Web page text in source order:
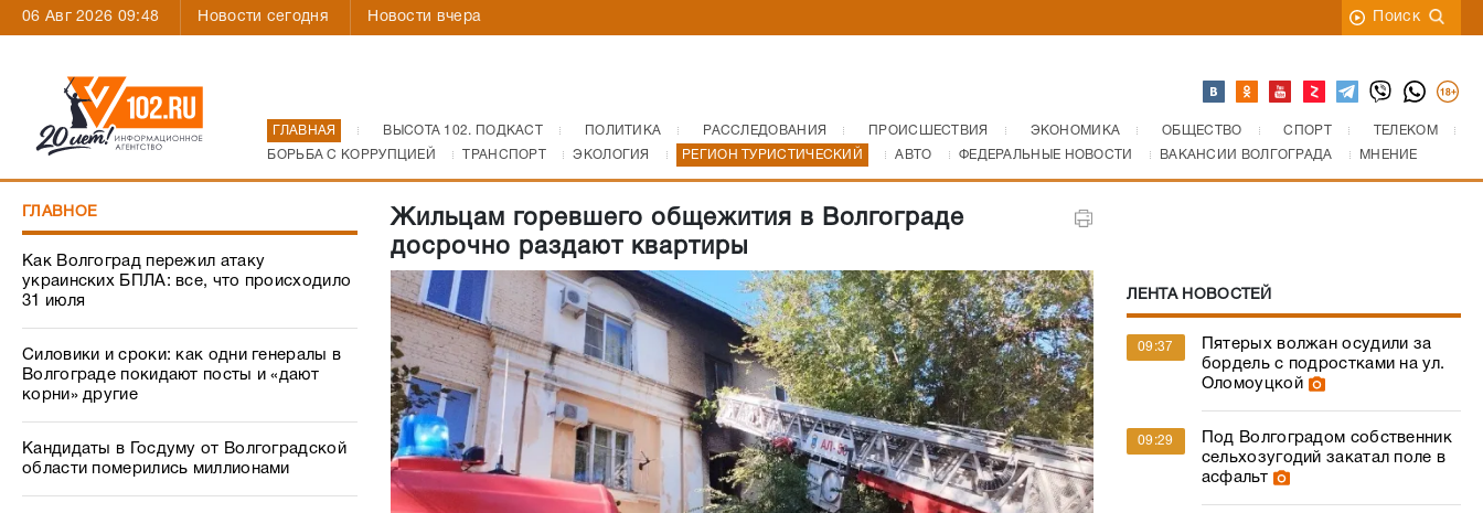
06 Авг 2026 09:48 Новости сегодня Новости вчера Поиск
ГЛАВНАЯ ВЫСОТА 102. ПОДКАСТ ПОЛИТИКА РАССЛЕДОВАНИЯ ПРОИСШЕСТВИЯ ЭКОНОМИКА ОБЩЕСТВО СПОРТ
ТЕЛЕКОМ
БОРЬБА С КОРРУПЦИЕЙ
ТРАНСПОРТ ЭКОЛОГИЯ РЕГИОН ТУРИСТИЧЕСКИЙ АВТО ФЕДЕРАЛЬНЫЕ НОВОСТИ ВАКАНСИИ ВОЛГОГРАДА МНЕНИЕ
ГЛАВНОЕ
Как Волгоград пережил атаку
украинских БПЛА: все, что происходило
31 июля
Силовики и сроки: как одни генералы в
Волгограде покидают посты и «дают
корни» другие
Кандидаты в Госдуму от Волгоградской
области померились миллионами
Жильцам горевшего общежития в Волгограде
досрочно раздают квартиры
ЛЕНТА НОВОСТЕЙ
09:37
Пятерых волжан осудили за
бордель с подростками на ул.
Оломоуцкой
09:29
Под Волгоградом собственник
сельхозугодий закатал поле в
асфальт